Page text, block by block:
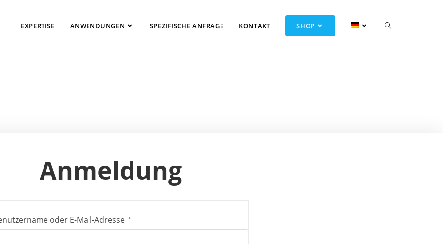
EXPERTISE ANWENDUNGEN SPEZIFISCHE ANFRAGE KONTAKT SHOP
Anmeldung
oder E-Mail-Adresse *